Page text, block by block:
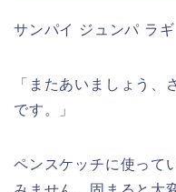
サンパイ ジュンパ ラ
「またあいましょう、
です。」
ペンスケッチに使って